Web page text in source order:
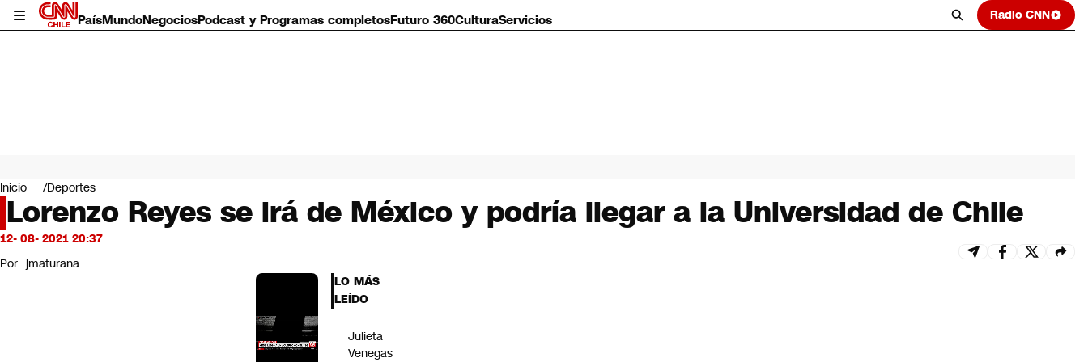
PaísMundoNegociosPodcast y Programas completosFuturo 360CulturaServicios Radio CNN
Mundo
Negocios
Deportes
Programas completos
Servicios
Inicio Deportes
Lorenzo Reyes se irá de México y podría llegar a la Universidad de Chile
12- 08- 2021 20:37
Por jmaturana
LO MÁS
LEÍDO
Julieta
Venegas